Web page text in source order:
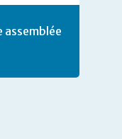
assemblée